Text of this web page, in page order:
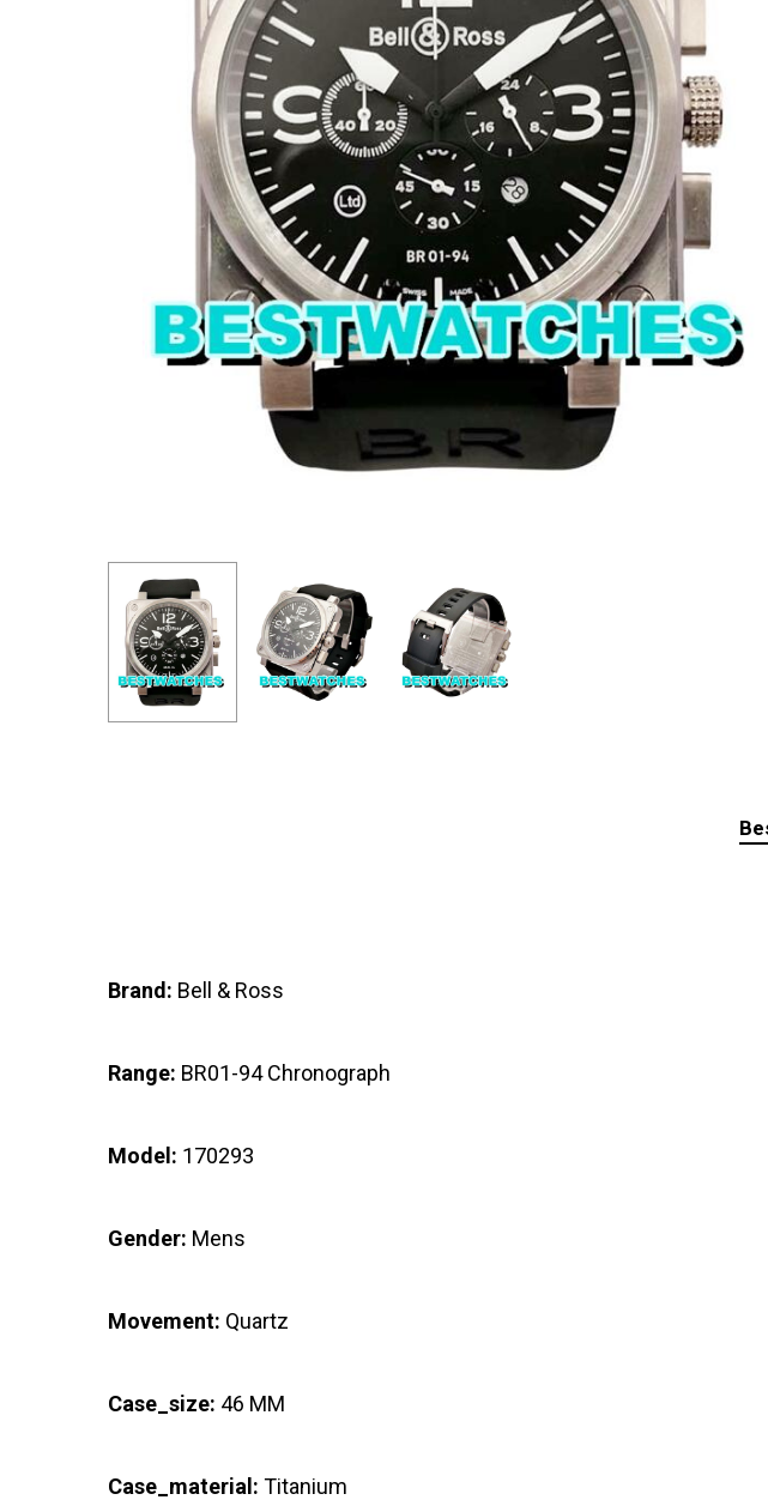
Brand: Bell & Ross
Range: BR01-94 Chronograph
Model: 170293
Gender: Mens
Movement: Quartz
Case_size: 46 MM
Case_material: Titanium